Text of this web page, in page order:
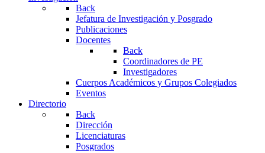
Back
Jefatura de Investigación y Posgrado
Publicaciones
Docentes
Back
Coordinadores de PE
Investigadores
Cuerpos Académicos y Grupos Colegiados
Eventos
Directorio
Back
Dirección
Licenciaturas
Posgrados